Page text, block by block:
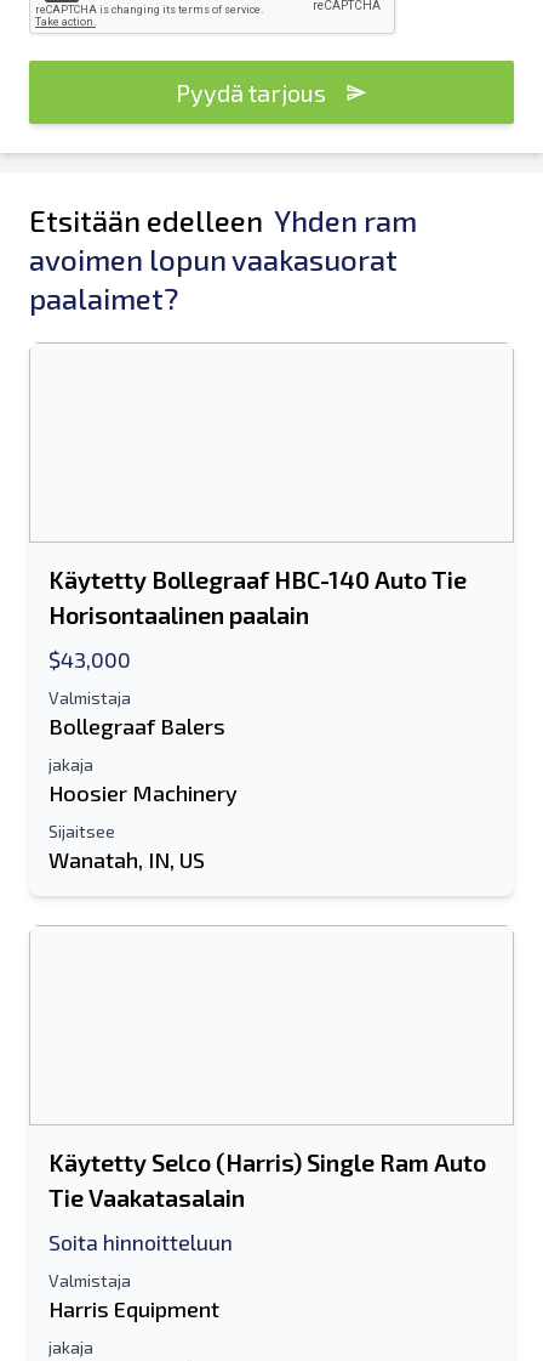
Pyydä tarjous
Etsitään edelleen Yhden ram
avoimen lopun vaakasuorat
paalaimet?
Käytetty Bollegraaf HBC-140 Auto Tie
Horisontaalinen paalain
$43,000
Valmistaja
Bollegraaf Balers
jakaja
Hoosier Machinery
Sijaitsee
Wanatah, IN, US
Käytetty Selco (Harris) Single Ram Auto
Tie Vaakatasalain
Soita hinnoitteluun
Valmistaja
Harris Equipment
jakaja